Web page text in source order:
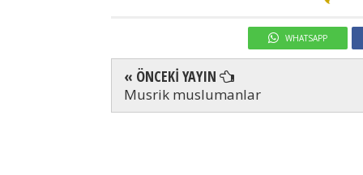
WHATSAPP
« ÖNCEKİ YAYIN
Musrik muslumanlar